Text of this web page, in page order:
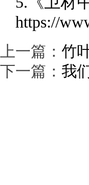
https://
上一篇： 竹
下一篇： 我